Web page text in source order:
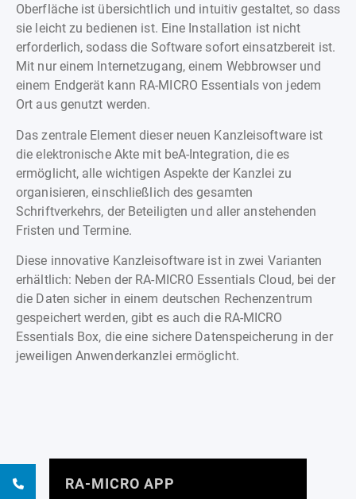
Oberfläche ist übersichtlich und intuitiv gestaltet, so dass
sie leicht zu bedienen ist. Eine Installation ist nicht
erforderlich, sodass die Software sofort einsatzbereit ist.
Mit nur einem Internetzugang, einem Webbrowser und
einem Endgerät kann RA-MICRO Essentials von jedem
Ort aus genutzt werden.
Das zentrale Element dieser neuen Kanzleisoftware ist
die elektronische Akte mit beA-Integration, die es
ermöglicht, alle wichtigen Aspekte der Kanzlei zu
organisieren, einschließlich des gesamten
Schriftverkehrs, der Beteiligten und aller anstehenden
Fristen und Termine.
Diese innovative Kanzleisoftware ist in zwei Varianten
erhältlich: Neben der RA-MICRO Essentials Cloud, bei der
die Daten sicher in einem deutschen Rechenzentrum
gespeichert werden, gibt es auch die RA-MICRO
Essentials Box, die eine sichere Datenspeicherung in der
jeweiligen Anwenderkanzlei ermöglicht.
RA-MICRO APP